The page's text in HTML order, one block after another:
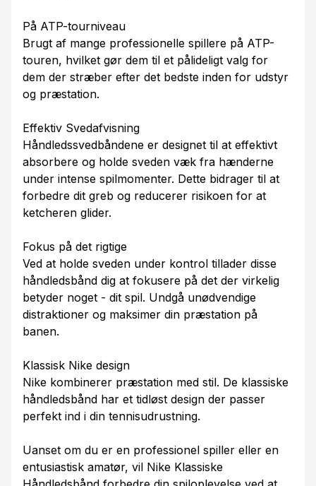
På ATP-tourniveau
Brugt af mange professionelle spillere på ATP-
touren, hvilket gør dem til et pålideligt valg for
dem der stræber efter det bedste inden for udstyr
og præstation.
Effektiv Svedafvisning
Håndledssvedbåndene er designet til at effektivt
absorbere og holde sveden væk fra hænderne
under intense spilmomenter. Dette bidrager til at
forbedre dit greb og reducerer risikoen for at
ketcheren glider.
Fokus på det rigtige
Ved at holde sveden under kontrol tillader disse
håndledsbånd dig at fokusere på det der virkelig
betyder noget - dit spil. Undgå unødvendige
distraktioner og maksimer din præstation på
banen.
Klassisk Nike design
Nike kombinerer præstation med stil. De klassiske
håndledsbånd har et tidløst design der passer
perfekt ind i din tennisudrustning.
Uanset om du er en professionel spiller eller en
entusiastisk amatør, vil Nike Klassiske